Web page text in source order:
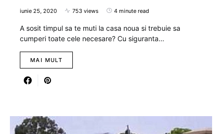
iunie 25, 2020 753 views 4 minute read
A sosit timpul sa te muti la casa noua si trebuie sa
cumperi toate cele necesare? Cu siguranta…
MAI MULT